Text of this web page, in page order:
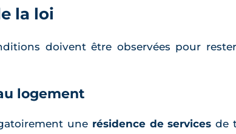
la loi
doivent être observées pour
logement
une résidence de services de